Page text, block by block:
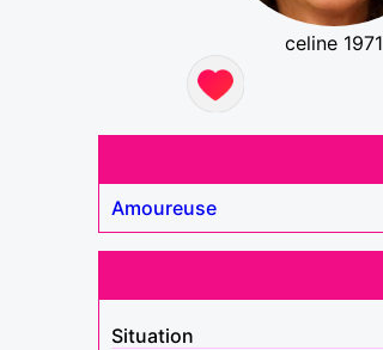
celine 1971
Amoureuse
Situation